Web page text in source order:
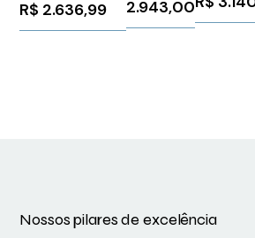
3RW40262BB05
R$ 2.636,99
CCH-
CS12-E7-
2.943,00
Nossos pilares de excelência